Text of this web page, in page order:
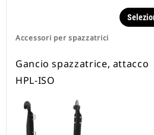
Accessori per spazzatrici
Gancio spazzatrice, attacco
HPL-ISO